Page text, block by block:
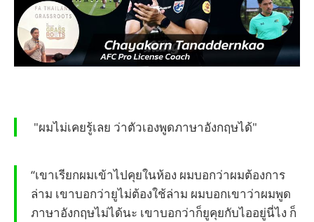
"ผมไม่เคยรู้เลย ว่าตัวเองพูดภาษาอังกฤษได้"
“เขาเรียกผมเข้าไปคุยในห้อง ผมบอกว่าผมต้องการ
ล่าม เขาบอกว่ายูไม่ต้องใช้ล่าม ผมบอกเขาว่าผมพูด
ภาษาอังกฤษไม่ได้นะ เขาบอกว่าก็ยูคุยกับไออยู่นี่ไง ก็